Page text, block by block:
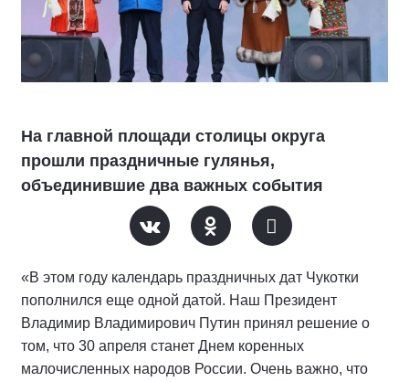
На главной площади столицы округа
прошли праздничные гулянья,
объединившие два важных события
«В этом году календарь праздничных дат Чукотки
пополнился еще одной датой. Наш Президент
Владимир Владимирович Путин принял решение о
том, что 30 апреля станет Днем коренных
малочисленных народов России. Очень важно, что